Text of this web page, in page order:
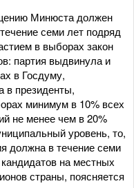
Минюста должен
семи лет подряд
в выборах закон
партия выдвинула и
в Госдуму,
в президенты,
минимум в 10% всех
не менее чем в 20%
уровень, то,
должна в течение семи
на местных
страны, поясняется